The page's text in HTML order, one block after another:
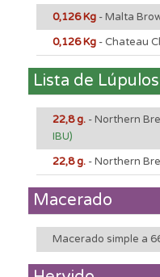
0,126 Kg - Malta
0,126 Kg - Chateau
Lista de Lúpulos
22,8 g. - Northern
IBU)
22,8 g. - Northern
Macerado
Macerado simple a